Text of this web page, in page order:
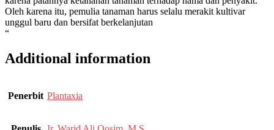
Oleh karena itu, pemulia tanaman harus selalu merakit kultivar
unggul baru dan bersifat berkelanjutan
“
Additional information
Penerbit Plantaxia